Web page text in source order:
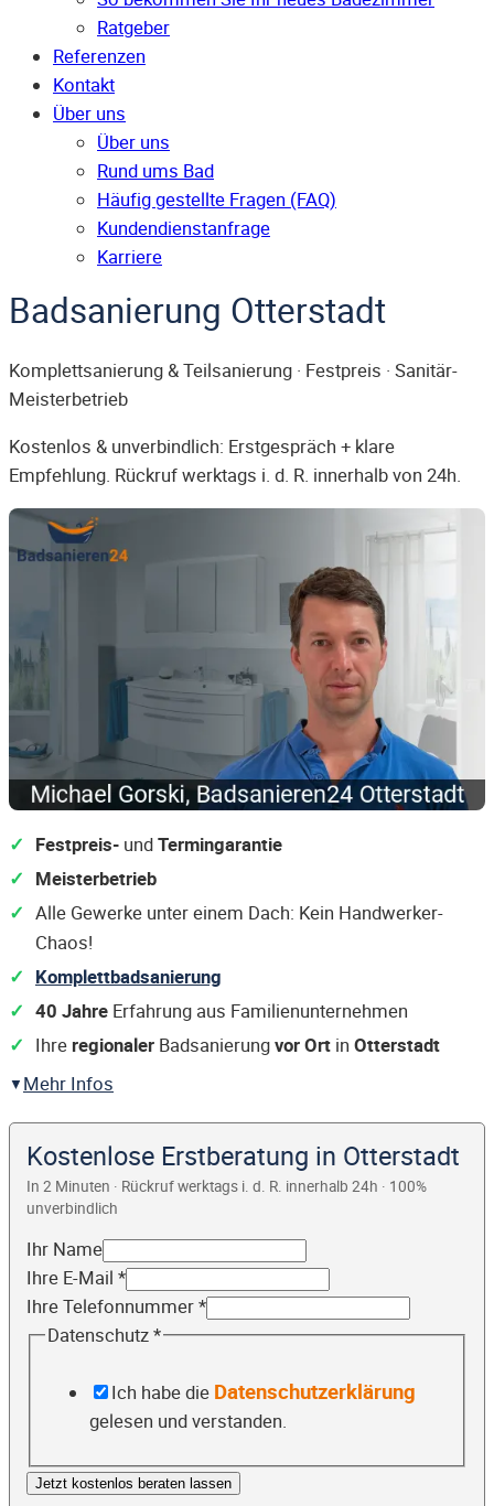
Ratgeber
Referenzen
Kontakt
Über uns
Über uns
Rund ums Bad
Häufig gestellte Fragen (FAQ)
Kunden­dienst­anfrage
Karriere
Badsanierung Otterstadt
Komplettsanierung & Teilsanierung · Festpreis · Sanitär-
Meisterbetrieb
Kostenlos & unverbindlich: Erstgespräch + klare
Empfehlung. Rückruf werktags i. d. R. innerhalb von 24h.
Festpreis- undTermingarantie
Meisterbetrieb
Alle Gewerke unter einem Dach: Kein Handwerker-
Chaos!
Komplettbadsanierung
40 Jahre Erfahrung aus Familienunternehmen
Ihre regionaler Badsanierungvor Ort in Otterstadt
Mehr Infos
Kostenlose Erstberatung in Otterstadt
In 2 Minuten · Rückruf werktags i. d. R. innerhalb 24h · 100%
unverbindlich
Ihr Name
Ihre E-Mail *
Ihre Telefonnummer*
Datenschutz*
Ich habe die Datenschutzerklärung
gelesen und verstanden.
Jetzt kostenlos beraten lassen